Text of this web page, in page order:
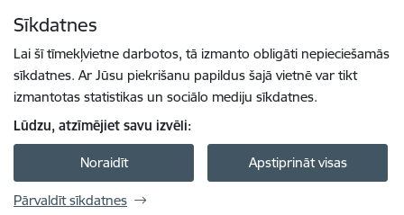
Sīkdatnes
Lai šī tīmekļvietne darbotos, tā izmanto obligāti nepieciešamās
sīkdatnes. Ar Jūsu piekrišanu papildus šajā vietnē var tikt
izmantotas statistikas un sociālo mediju sīkdatnes.
Lūdzu, atzīmējiet savu izvēli:
Noraidīt Apstiprināt visas
Pārvaldīt sīkdatnes